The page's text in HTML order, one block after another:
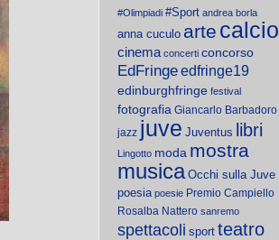
#Olimpiadi #Sport andrea borla
anna cuculo arte calcio
cinema concerti concorso
EdFringeedfringe19
edinburghfringe festival
fotografia Giancarlo Barbadoro
jazz juve Juventus libri
Lingotto moda mostra
musica Occhi sulla Juve
poesia poesie Premio Campiello
Rosalba Nattero sanremo
spettacoli sport teatro